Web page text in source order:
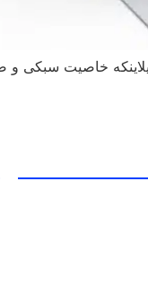
خاصیت سبکی